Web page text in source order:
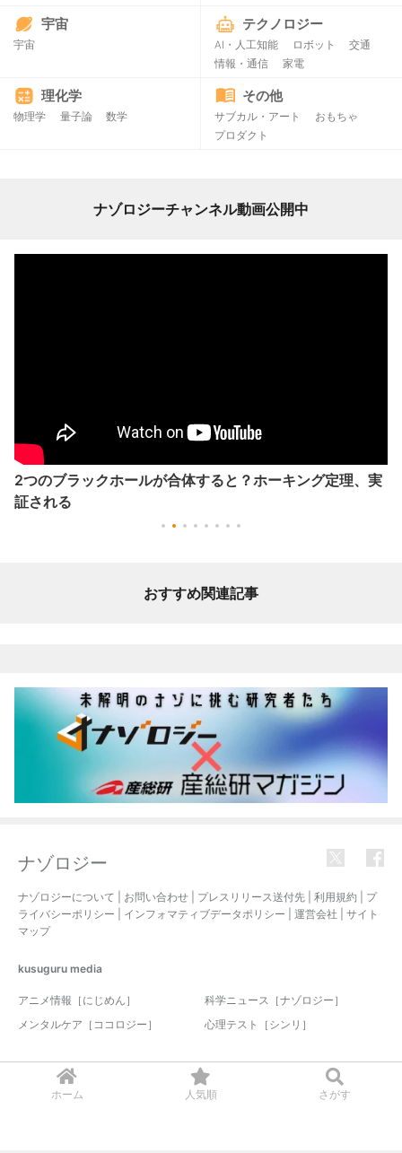
ホーム 人気順 さがす
宇宙
宇宙
テクノロジー
AI・人工知能 ロボット
交通
情報・通信
家電
理化学
物理学 量子論 数学
その他
サブカル・アート
おもちゃ
プロダクト
ナゾロジーチャンネル動画公開中
2つのブラックホールが合体すると？ホーキング定理、実
証される
おすすめ関連記事
ナゾロジー
ナゾロジーについて お問い合わせ プレスリリース送付先 利用規約
プ
ライバシーポリシー
インフォマティブデータポリシー 運営会社
サイト
マップ
kusuguru media
アニメ情報［にじめん］
科学ニュース［ナゾロジー］
メンタルケア［ココロジー］
心理テスト［シンリ］
© 2017-2026 nazology. all rights reserved.